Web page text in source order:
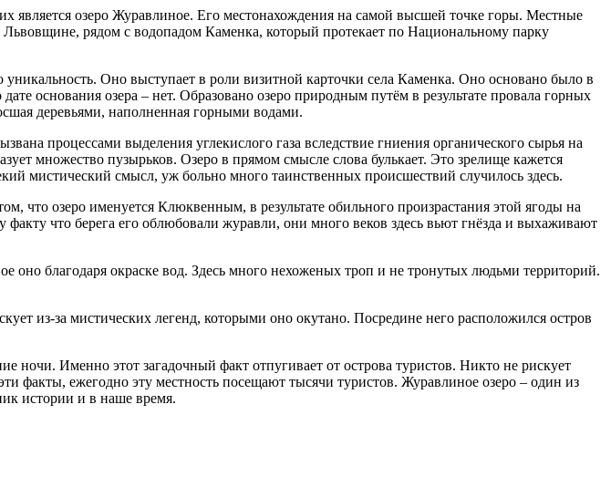
является озеро Журавлиное. Его местонахождения на самой высшей точке горы. Местные
рядом с водопадом Каменка, который протекает по Национальному парку
Оно выступает в роли визитной карточки села Каменка. Оно основано было в
основания озера – нет. Образовано озеро природным путём в результате провала горных
деревьями, наполненная горными водами.
процессами выделения углекислого газа вследствие гниения органического сырья на
множество пузырьков. Озеро в прямом смысле слова булькает. Это зрелище кажется
мистический смысл, уж больно много таинственных происшествий случилось здесь.
что озеро именуется Клюквенным, в результате обильного произрастания этой ягоды на
что берега его облюбовали журавли, они много веков здесь вьют гнёзда и выхаживают
оно благодаря окраске вод. Здесь много нехоженых троп и не тронутых людьми территорий.
из-за мистических легенд, которыми оно окутано. Посредине него расположился остров
ночи. Именно этот загадочный факт отпугивает от острова туристов. Никто не рискует
факты, ежегодно эту местность посещают тысячи туристов. Журавлиное озеро – один из
истории и в наше время.